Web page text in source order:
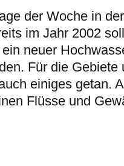
der Woche in
im Jahr 2002
neuer
Für die Gebiete
einiges getan.
Flüsse und